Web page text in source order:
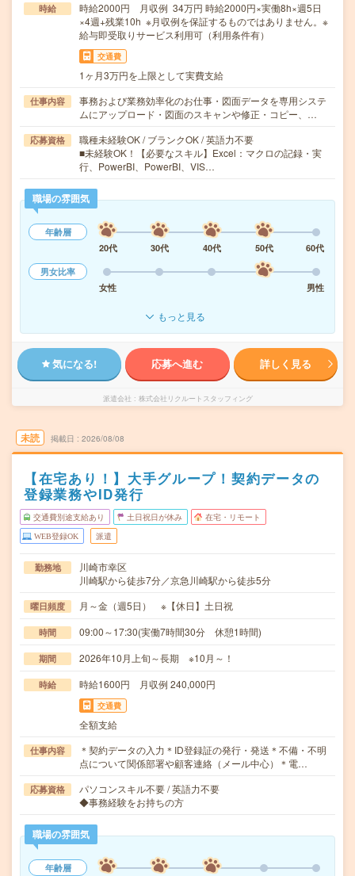
時給
時給2000円 月収例 34万円 時給2000円×実働8h×週5日
×4週+残業10h ※月収例を保証するものではありません。※
給与即受取りサービス利用可（利用条件有）
交通費
1ヶ月3万円を上限として実費支給
仕事内容
事務および業務効率化のお仕事・図面データを専用システ
ムにアップロード・図面のスキャンや修正・コピー、…
応募資格
職種未経験OK / ブランクOK / 英語力不要
■未経験OK！【必要なスキル】Excel：マクロの記録・実
行、PowerBI、PowerBI、VIS…
職場の雰囲気
年齢層
20代
30代 40代 50代
60代
男女比率
女性
男性
もっと見る
気になる! 応募へ進む 詳しく見る
派遣会社 株式会社リクルートスタッフィング
未読 掲載日 2026/08/08
【在宅あり！】大手グループ！契約データの
登録業務やID発行
交通費別途支給あり 土日祝日が休み 在宅・リモート
WEB登録OK 派遣
勤務地
川崎市幸区
川崎駅から徒歩7分／京急川崎駅から徒歩5分
曜日頻度 月～金（週5日） ※【休日】土日祝
時間 09:00～17:30(実働7時間30分 休憩1時間)
期間 2026年10月上旬～長期 ※10月～！
時給 時給1600円 月収例 240,000円
交通費
全額支給
仕事内容
＊契約データの入力＊ID登録証の発行・発送＊不備・不明
点について関係部署や顧客連絡（メール中心）＊電…
応募資格
パソコンスキル不要 / 英語力不要
◆事務経験をお持ちの方
職場の雰囲気
年齢層